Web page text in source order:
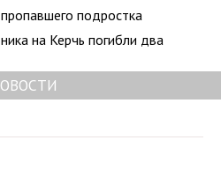
подростка
на Керчь погибли два